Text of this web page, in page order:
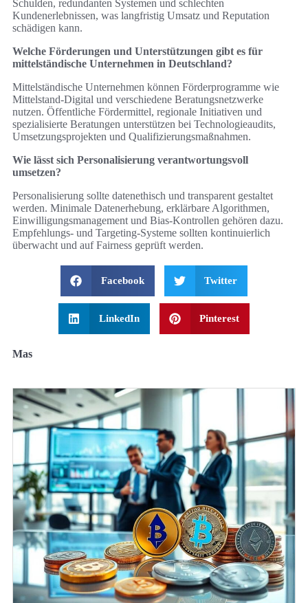
Schulden, redundanten Systemen und schlechten
Kundenerlebnissen, was langfristig Umsatz und Reputation
schädigen kann.
Welche Förderungen und Unterstützungen gibt es für
mittelständische Unternehmen in Deutschland?
Mittelständische Unternehmen können Förderprogramme wie
Mittelstand‑Digital und verschiedene Beratungsnetzwerke
nutzen. Öffentliche Fördermittel, regionale Initiativen und
spezialisierte Beratungen unterstützen bei Technologieaudits,
Umsetzungsprojekten und Qualifizierungsmaßnahmen.
Wie lässt sich Personalisierung verantwortungsvoll
umsetzen?
Personalisierung sollte datenethisch und transparent gestaltet
werden. Minimale Datenerhebung, erklärbare Algorithmen,
Einwilligungsmanagement und Bias‑Kontrollen gehören dazu.
Empfehlungs‑ und Targeting‑Systeme sollten kontinuierlich
überwacht und auf Fairness geprüft werden.
Facebook Twitter
LinkedIn Pinterest
Mas